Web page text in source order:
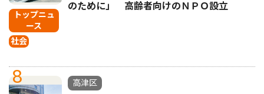
トップニュ
ース
社会
のために」 高齢者向けのＮＰＯ設立
8
高津区